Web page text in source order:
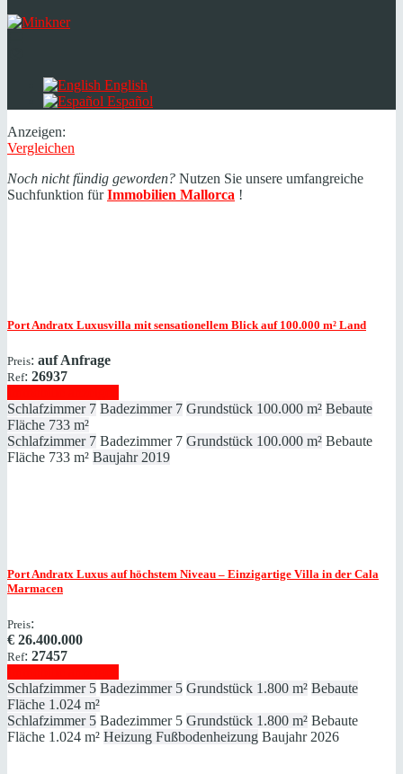
English
Español
Anzeigen:
Vergleichen
Noch nicht fündig geworden? Nutzen Sie unsere umfangreiche
Suchfunktion fürImmobilien Mallorca !
Port Andratx Luxusvilla mit sensationellem Blick auf 100.000 m² Land
Preis: auf Anfrage
Ref: 26937
Schlafzimmer 7 Badezimmer 7 Grundstück 100.000 m² Bebaute
Fläche 733 m²
Schlafzimmer 7 Badezimmer 7 Grundstück 100.000 m² Bebaute
Fläche 733 m² Baujahr 2019
Port Andratx Luxus auf höchstem Niveau – Einzigartige Villa in der Cala
Marmacen
Preis:
€ 26.400.000
Ref: 27457
Schlafzimmer 5 Badezimmer 5 Grundstück 1.800 m² Bebaute
Fläche 1.024 m²
Schlafzimmer 5 Badezimmer 5 Grundstück 1.800 m² Bebaute
Fläche 1.024 m² Heizung Fußbodenheizung Baujahr 2026